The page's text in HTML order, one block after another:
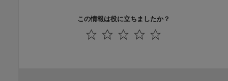
この情報は役に立ちましたか？